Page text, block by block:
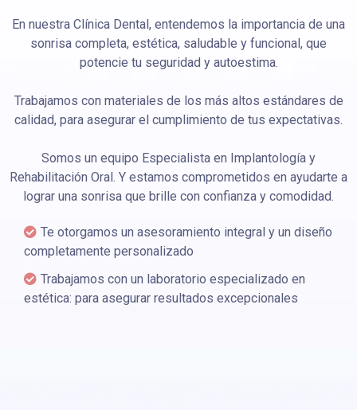
En nuestra Clínica Dental, entendemos la importancia de una
sonrisa completa, estética, saludable y funcional, que
potencie tu seguridad y autoestima.
Trabajamos con materiales de los más altos estándares de
calidad, para asegurar el cumplimiento de tus expectativas.
Somos un equipo Especialista en Implantología y
Rehabilitación Oral. Y estamos comprometidos en ayudarte a
lograr una sonrisa que brille con confianza y comodidad.
Te otorgamos un asesoramiento integral y un diseño
completamente personalizado
Trabajamos con un laboratorio especializado en
estética: para asegurar resultados excepcionales